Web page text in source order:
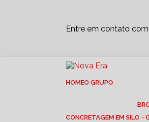
Entre em contato
HOME
O GRUPO
CONCRETAGEM EM SILO -